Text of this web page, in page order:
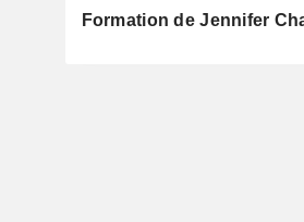
Formation de Jennifer